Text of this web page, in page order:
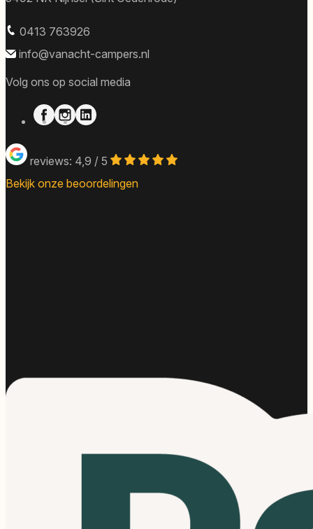
0413 763926
info@vanacht-campers.nl
Volg ons op social media
reviews: 4,9 / 5
Bekijk onze beoordelingen